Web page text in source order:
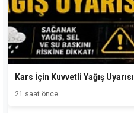
Kars İçin Kuvvetli Yağış Uyarısı
21 saat önce